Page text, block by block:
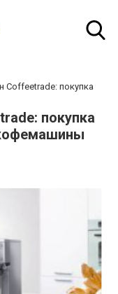
Coffeetrade: покупка
покупка